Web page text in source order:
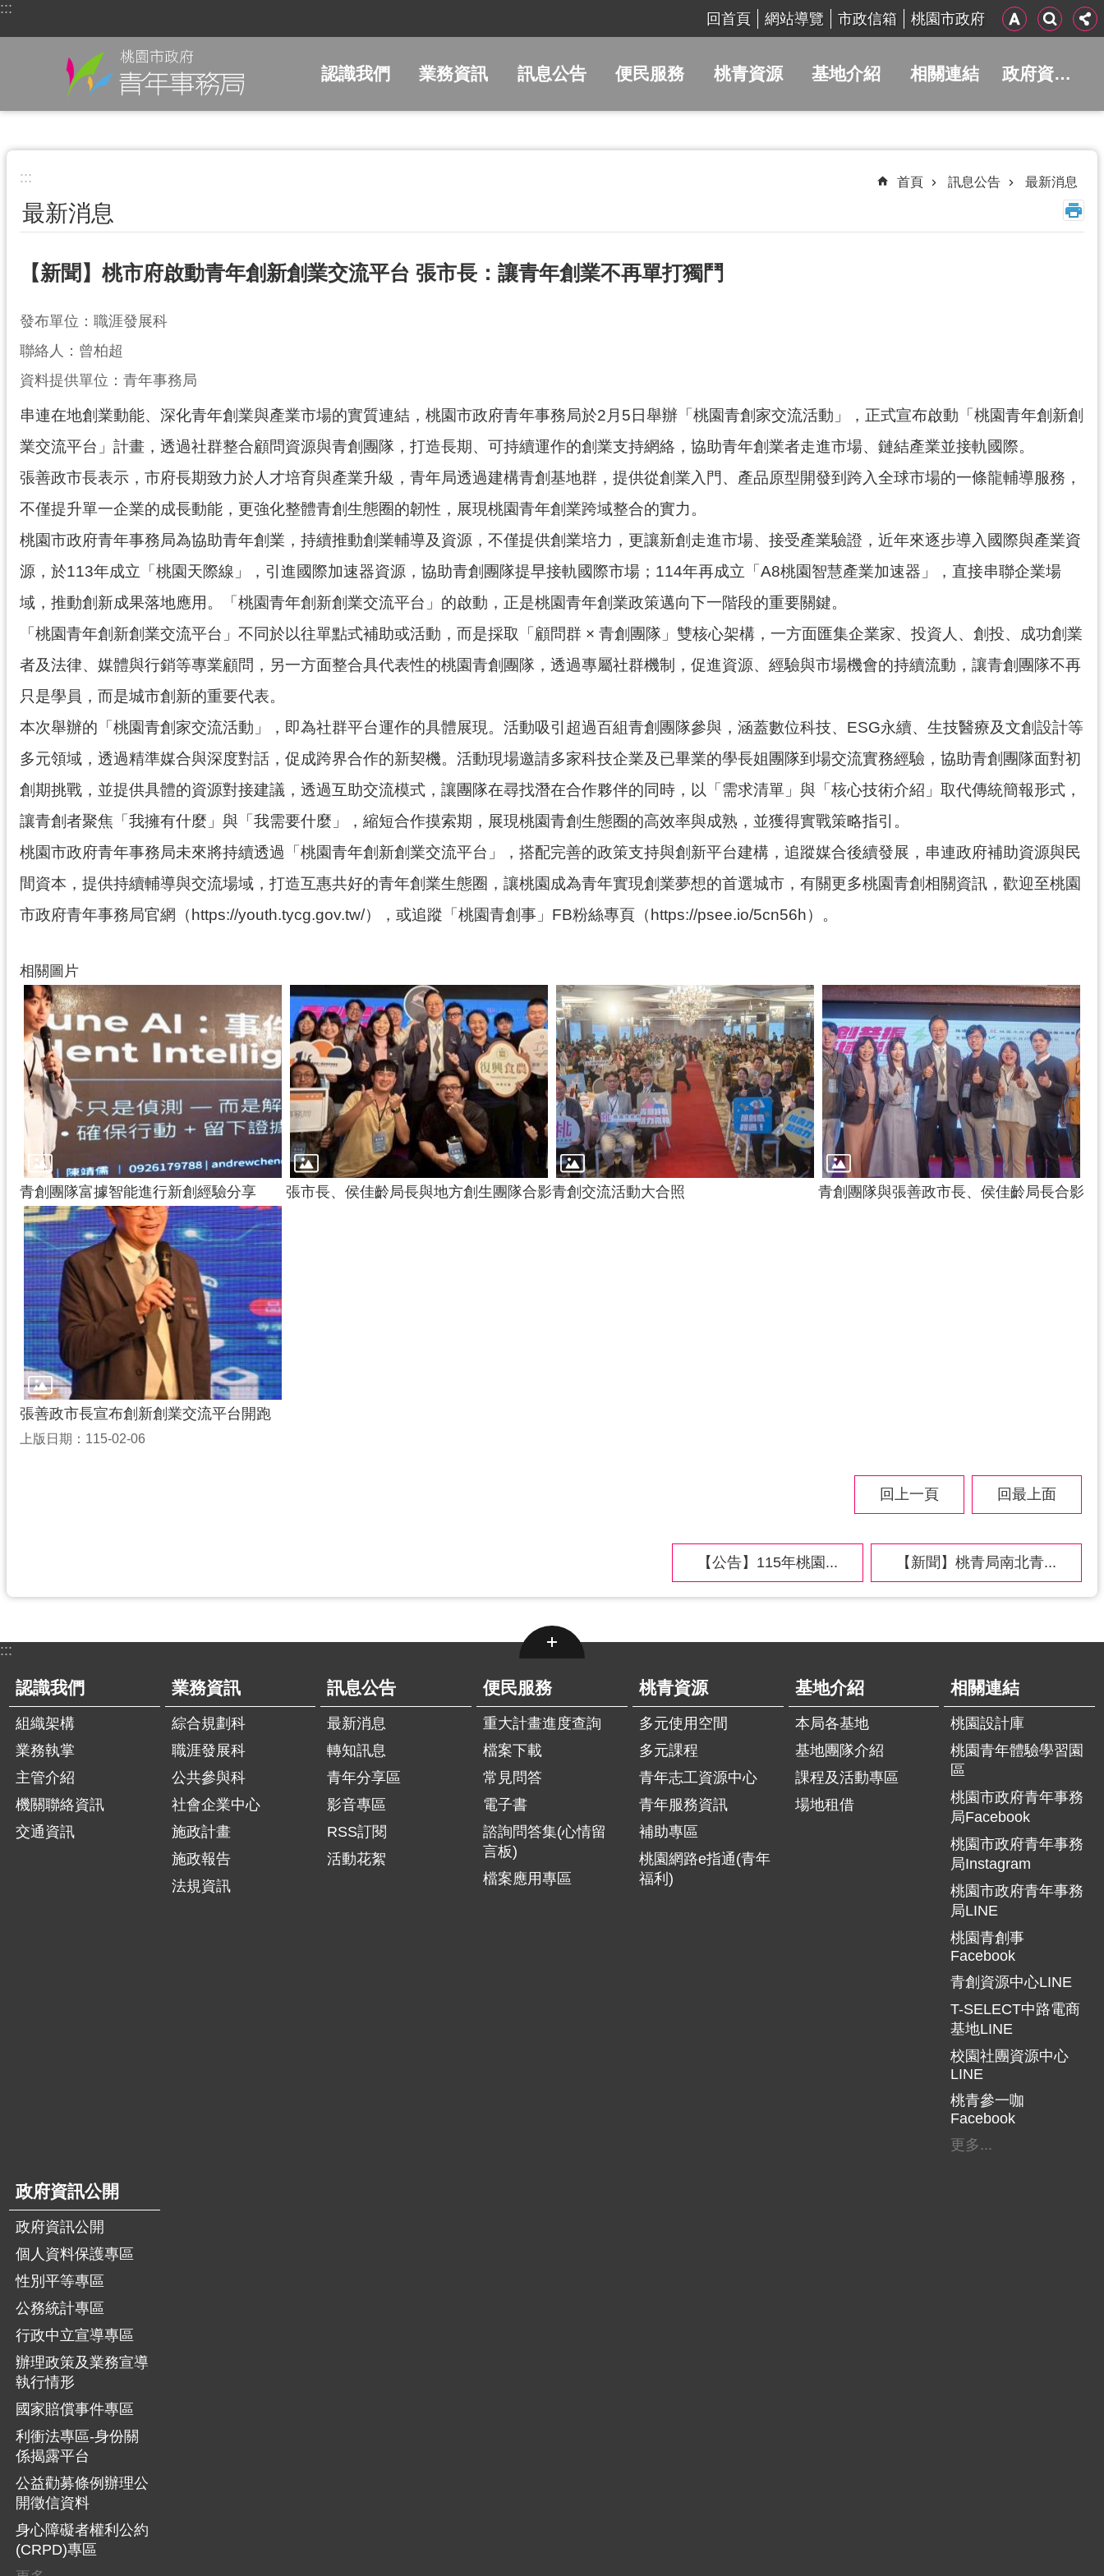
跳到主要內容區塊
:::
回首頁 網站導覽 市政信箱 桃園市政府
認識我們 業務資訊 訊息公告 便民服務 桃青資源 基地介紹 相關連結 政府資訊公開
::: 首頁 訊息公告 最新消息
最新消息
【新聞】桃市府啟動青年創新創業交流平台 張市長：讓青年創業不再單打獨鬥
發布單位：職涯發展科
聯絡人：曾柏超
資料提供單位：青年事務局
串連在地創業動能、深化青年創業與產業市場的實質連結，桃園市政府青年事務局於2月5日舉辦「桃園青創家交流活動」，正式宣布啟動「桃園青年創新創
業交流平台」計畫，透過社群整合顧問資源與青創團隊，打造長期、可持續運作的創業支持網絡，協助青年創業者走進市場、鏈結產業並接軌國際。
張善政市長表示，市府長期致力於人才培育與產業升級，青年局透過建構青創基地群，提供從創業入門、產品原型開發到跨入全球市場的一條龍輔導服務，
不僅提升單一企業的成長動能，更強化整體青創生態圈的韌性，展現桃園青年創業跨域整合的實力。
桃園市政府青年事務局為協助青年創業，持續推動創業輔導及資源，不僅提供創業培力，更讓新創走進市場、接受產業驗證，近年來逐步導入國際與產業資
源，於113年成立「桃園天際線」，引進國際加速器資源，協助青創團隊提早接軌國際市場；114年再成立「A8桃園智慧產業加速器」，直接串聯企業場
域，推動創新成果落地應用。「桃園青年創新創業交流平台」的啟動，正是桃園青年創業政策邁向下一階段的重要關鍵。
「桃園青年創新創業交流平台」不同於以往單點式補助或活動，而是採取「顧問群 × 青創團隊」雙核心架構，一方面匯集企業家、投資人、創投、成功創業
者及法律、媒體與行銷等專業顧問，另一方面整合具代表性的桃園青創團隊，透過專屬社群機制，促進資源、經驗與市場機會的持續流動，讓青創團隊不再
只是學員，而是城市創新的重要代表。
本次舉辦的「桃園青創家交流活動」，即為社群平台運作的具體展現。活動吸引超過百組青創團隊參與，涵蓋數位科技、ESG永續、生技醫療及文創設計等
多元領域，透過精準媒合與深度對話，促成跨界合作的新契機。活動現場邀請多家科技企業及已畢業的學長姐團隊到場交流實務經驗，協助青創團隊面對初
創期挑戰，並提供具體的資源對接建議，透過互助交流模式，讓團隊在尋找潛在合作夥伴的同時，以「需求清單」與「核心技術介紹」取代傳統簡報形式，
讓青創者聚焦「我擁有什麼」與「我需要什麼」，縮短合作摸索期，展現桃園青創生態圈的高效率與成熟，並獲得實戰策略指引。
桃園市政府青年事務局未來將持續透過「桃園青年創新創業交流平台」，搭配完善的政策支持與創新平台建構，追蹤媒合後續發展，串連政府補助資源與民
間資本，提供持續輔導與交流場域，打造互惠共好的青年創業生態圈，讓桃園成為青年實現創業夢想的首選城市，有關更多桃園青創相關資訊，歡迎至桃園
市政府青年事務局官網（https://youth.tycg.gov.tw/），或追蹤「桃園青創事」FB粉絲專頁（https://psee.io/5cn56h）。
相關圖片
青創團隊富據智能進行新創經驗分享 張市長、侯佳齡局長與地方創生團隊合影青創交流活動大合照 青創團隊與張善政市長、侯佳齡局長合影
張善政市長宣布創新創業交流平台開跑
上版日期：115-02-06
回上一頁 回最上面
【公告】115年桃園... 【新聞】桃青局南北青...
:::
認識我們
組織架構
業務執掌
主管介紹
機關聯絡資訊
交通資訊
業務資訊
綜合規劃科
職涯發展科
公共參與科
社會企業中心
施政計畫
施政報告
法規資訊
訊息公告
最新消息
轉知訊息
青年分享區
影音專區
RSS訂閱
活動花絮
便民服務
重大計畫進度查詢
檔案下載
常見問答
電子書
諮詢問答集(心情留
言板)
檔案應用專區
桃青資源
多元使用空間
多元課程
青年志工資源中心
青年服務資訊
補助專區
桃園網路e指通(青年
福利)
基地介紹
本局各基地
基地團隊介紹
課程及活動專區
場地租借
相關連結
桃園設計庫
桃園青年體驗學習園
區
桃園市政府青年事務
局Facebook
桃園市政府青年事務
局Instagram
桃園市政府青年事務
局LINE
桃園青創事
Facebook
青創資源中心LINE
T-SELECT中路電商
基地LINE
校園社團資源中心
LINE
桃青參一咖
Facebook
更多...
政府資訊公開
政府資訊公開
個人資料保護專區
性別平等專區
公務統計專區
行政中立宣導專區
辦理政策及業務宣導
執行情形
國家賠償事件專區
利衝法專區-身份關
係揭露平台
公益勸募條例辦理公
開徵信資料
身心障礙者權利公約
(CRPD)專區